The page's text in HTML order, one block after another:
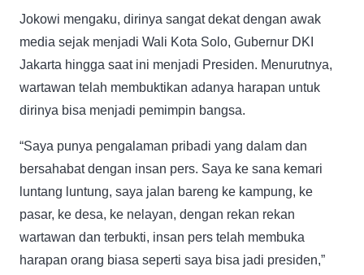
Jokowi mengaku, dirinya sangat dekat dengan awak
media sejak menjadi Wali Kota Solo, Gubernur DKI
Jakarta hingga saat ini menjadi Presiden. Menurutnya,
wartawan telah membuktikan adanya harapan untuk
dirinya bisa menjadi pemimpin bangsa.
“Saya punya pengalaman pribadi yang dalam dan
bersahabat dengan insan pers. Saya ke sana kemari
luntang luntung, saya jalan bareng ke kampung, ke
pasar, ke desa, ke nelayan, dengan rekan rekan
wartawan dan terbukti, insan pers telah membuka
harapan orang biasa seperti saya bisa jadi presiden,”